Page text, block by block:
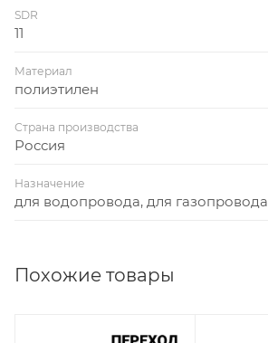
SDR
11
Материал
полиэтилен
Страна производства
Россия
Назначение
для водопровода, для газопровода
Похожие товары